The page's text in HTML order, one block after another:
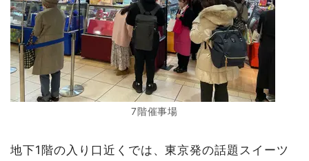
7階催事場
地下1階の入り口近くでは、東京発の話題スイーツ